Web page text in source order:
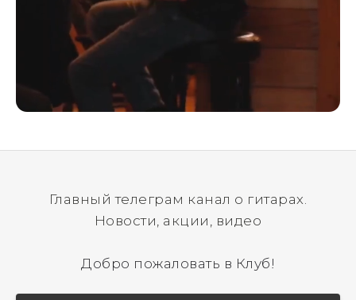
Главный телеграм канал о гитарах.
Новости, акции, видео
Добро пожаловать в Клуб!